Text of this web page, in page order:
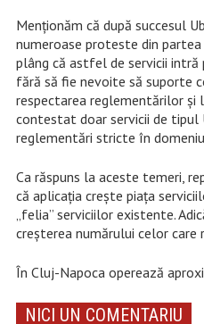
Menţionăm că după succesul
numeroase proteste din
plâng că astfel de servicii intră
fără să fie nevoite să suporte
respectarea reglementărilor şi
contestat doar servicii de tipul
reglementări stricte în
Ca răspuns la aceste temeri,
că aplicația crește piața
„felia” serviciilor existente.
creșterea numărului celor care
În Cluj-Napoca operează
NICI UN COMENTARIU